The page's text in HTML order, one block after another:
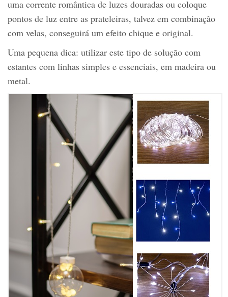
uma corrente romântica de luzes douradas ou coloque
pontos de luz entre as prateleiras, talvez em combinação
com velas, conseguirá um efeito chique e original.
Uma pequena dica: utilizar este tipo de solução com
estantes com linhas simples e essenciais, em madeira ou
metal.